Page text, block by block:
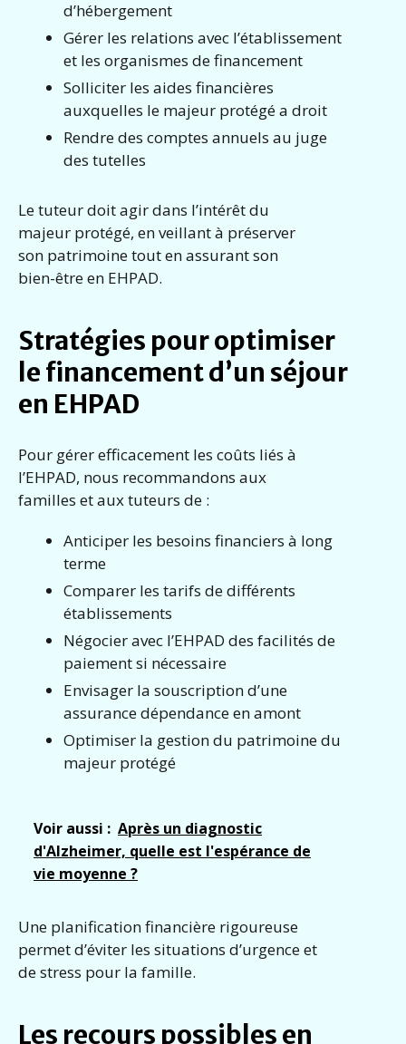
d’hébergement
Gérer les relations avec l’établissement
et les organismes de financement
Solliciter les aides financières
auxquelles le majeur protégé a droit
Rendre des comptes annuels au juge
des tutelles
Le tuteur doit agir dans l’intérêt du
majeur protégé, en veillant à préserver
son patrimoine tout en assurant son
bien-être en EHPAD.
Stratégies pour optimiser
le financement d’un séjour
en EHPAD
Pour gérer efficacement les coûts liés à
l’EHPAD, nous recommandons aux
familles et aux tuteurs de :
Anticiper les besoins financiers à long
terme
Comparer les tarifs de différents
établissements
Négocier avec l’EHPAD des facilités de
paiement si nécessaire
Envisager la souscription d’une
assurance dépendance en amont
Optimiser la gestion du patrimoine du
majeur protégé
Voir aussi : Après un diagnostic
d'Alzheimer, quelle est l'espérance de
vie moyenne ?
Une planification financière rigoureuse
permet d’éviter les situations d’urgence et
de stress pour la famille.
Les recours possibles en